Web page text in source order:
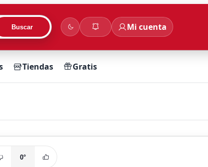
Buscar Mi cuenta
Tiendas Gratis
0°